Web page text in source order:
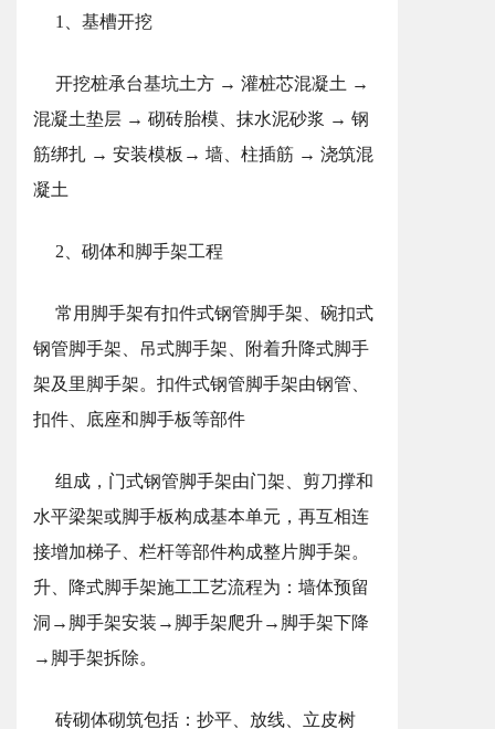
1、基槽开挖
开挖桩承台基坑土方 → 灌桩芯混凝土 →
混凝土垫层 → 砌砖胎模、抹水泥砂浆 → 钢
筋绑扎 → 安装模板→ 墙、柱插筋 → 浇筑混
凝土
2、砌体和脚手架工程
常用脚手架有扣件式钢管脚手架、碗扣式
钢管脚手架、吊式脚手架、附着升降式脚手
架及里脚手架。扣件式钢管脚手架由钢管、
扣件、底座和脚手板等部件
组成，门式钢管脚手架由门架、剪刀撑和
水平梁架或脚手板构成基本单元，再互相连
接增加梯子、栏杆等部件构成整片脚手架。
升、降式脚手架施工工艺流程为：墙体预留
洞→脚手架安装→脚手架爬升→脚手架下降
→脚手架拆除。
砖砌体砌筑包括：抄平、放线、立皮树